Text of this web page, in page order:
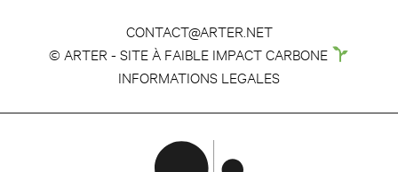
CONTACT@ARTER.NET
© ARTER - SITE À FAIBLE IMPACT CARBONE
INFORMATIONS LEGALES